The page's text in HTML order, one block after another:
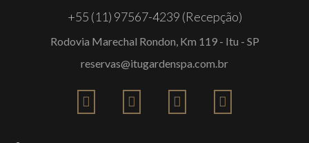
+55 (11) 97567-4239 (Recepção)
Rodovia Marechal Rondon, Km 119 - Itu - SP
reservas@itugardenspa.com.br